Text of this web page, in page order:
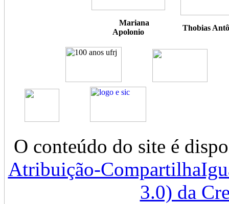
Mariana
Apolonio
Thobias
O conteúdo do site é
Atribuição-
3.0) da